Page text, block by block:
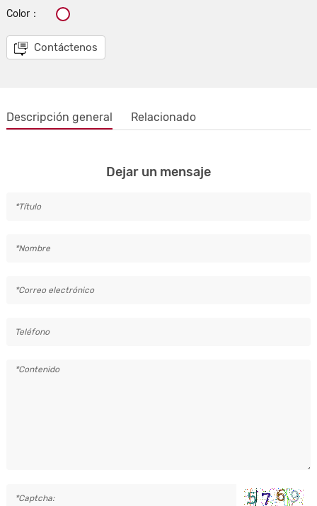
Color：
Contáctenos
Descripción general Relacionado
Dejar un mensaje